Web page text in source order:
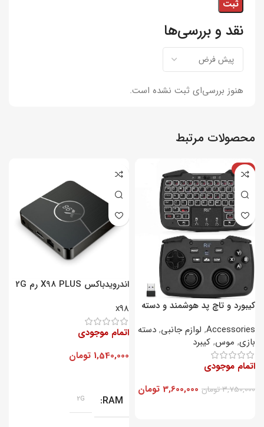
نقد و بررسی‌ها
هنوز بررسی‌ای ثبت نشده است.
محصولات مرتبط
-4%
کیبورد و تاچ پد هوشمند و دسته
Accessories
, لوازم جانبی, دسته
بازی, موس, کیبرد
اتمام موجودی
3,750,000تومان 3,600,000 تومان
اندرویدباکس X98 PLUS رم 2G
x98
اتمام موجودی
1,540,000 تومان
RAM
2G